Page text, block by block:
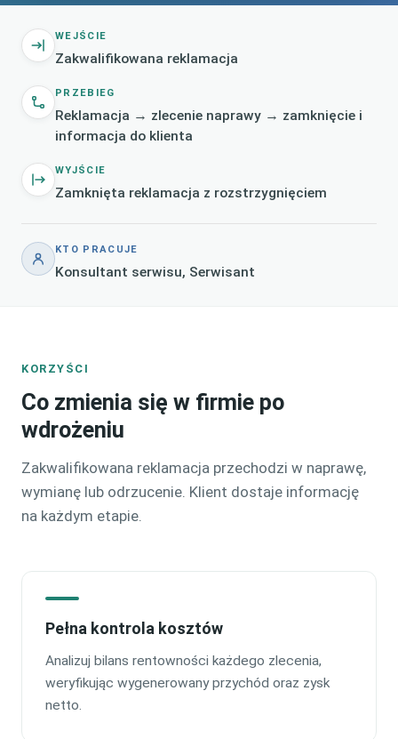
WEJŚCIE
Zakwalifikowana reklamacja
PRZEBIEG
Reklamacja → zlecenie naprawy → zamknięcie i
informacja do klienta
WYJŚCIE
Zamknięta reklamacja z rozstrzygnięciem
KTO PRACUJE
Konsultant serwisu, Serwisant
KORZYŚCI
Co zmienia się w firmie po
wdrożeniu
Zakwalifikowana reklamacja przechodzi w naprawę,
wymianę lub odrzucenie. Klient dostaje informację
na każdym etapie.
Pełna kontrola kosztów
Analizuj bilans rentowności każdego zlecenia,
weryfikując wygenerowany przychód oraz zysk
netto.